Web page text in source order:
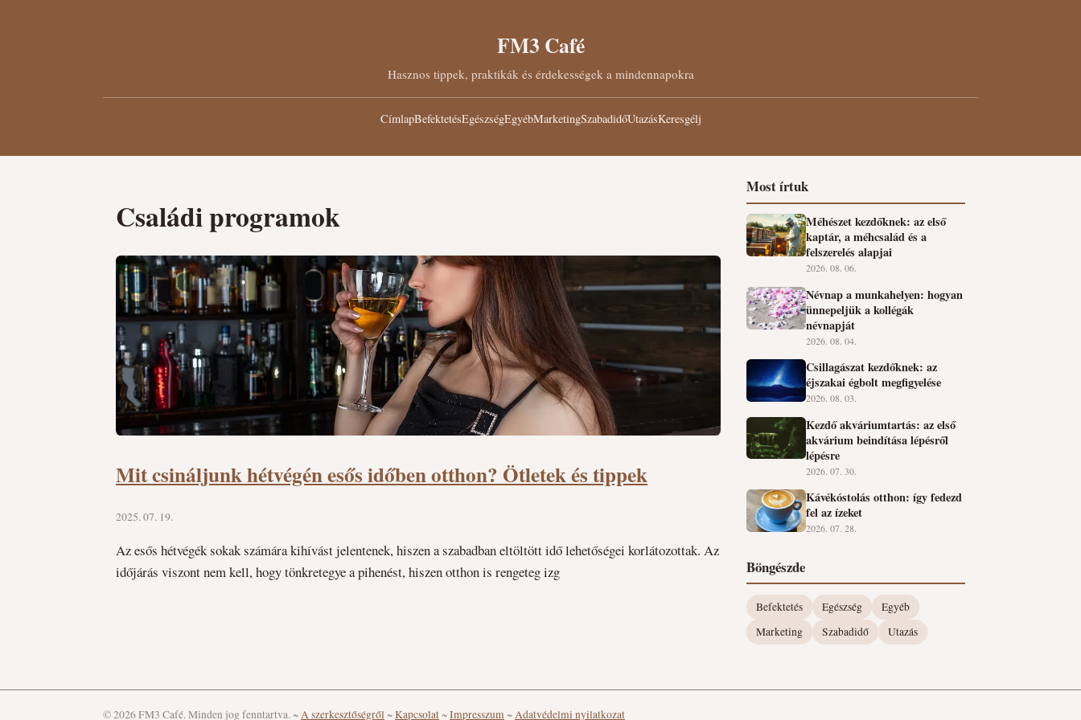
FM3 Café
Hasznos tippek, praktikák és érdekességek a mindennapokra
CímlapBefektetésEgészségEgyébMarketingSzabadidőUtazásKeresgélj
Családi programok
Mit csináljunk hétvégén esős időben otthon? Ötletek és tippek
2025. 07. 19.
Az esős hétvégék sokak számára kihívást jelentenek, hiszen a szabadban eltöltött idő lehetőségei korlátozottak. Az
időjárás viszont nem kell, hogy tönkretegye a pihenést, hiszen otthon is rengeteg izg
Most írtuk
Méhészet kezdőknek: az első
kaptár, a méhcsalád és a
felszerelés alapjai
2026. 08. 06.
Névnap a munkahelyen: hogyan
ünnepeljük a kollégák
névnapját
2026. 08. 04.
Csillagászat kezdőknek: az
éjszakai égbolt megfigyelése
2026. 08. 03.
Kezdő akváriumtartás: az első
akvárium beindítása lépésről
lépésre
2026. 07. 30.
Kávékóstolás otthon: így fedezd
fel az ízeket
2026. 07. 28.
Böngészde
Befektetés Egészség
Egyéb
Marketing
Szabadidő Utazás
© 2026 FM3 Café. Minden jog fenntartva. ~A szerkesztőségről ~Kapcsolat ~Impresszum ~Adatvédelmi nyilatkozat